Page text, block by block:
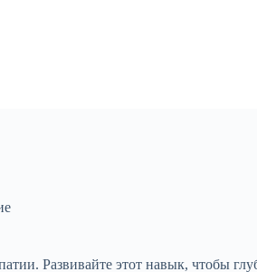
Развивайте этот навык, чтобы